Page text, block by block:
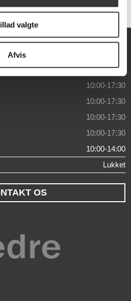
valgte
Afvis
10:00-17:30
10:00-17:30
10:00-17:30
10:00-17:30
10:00-17:30
10:00-14:00
Lukket
OS